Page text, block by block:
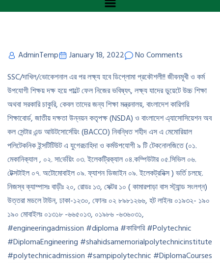
AdminTemp January 18, 2022
No Comments
SSC/দাখিল/ভোকেশনাল এর পর লক্ষ্য হবে ডিপ্লোমা প্রকৌশলী!! জীবনমূখী ও কর্ম
উপযোগী শিক্ষয় দক্ষ হয়ে পাল্টে ফেল নিজের ভবিষ্যৎ, লক্ষ্য যাদের ডুয়েটে উচ্চ শিক্ষা
অথবা সরকারি চাকুরি, কেবল তাদের জন্য শিক্ষা মন্ত্রনালয়, বাংলাদেশ কারিগরি
শিক্ষাবোর্ড, জাতীয় দক্ষতা উন্নয়ন কতৃপক্ষ (NSDA) ও বাংলাদেশ এ্যাসোসিয়েশন অব
কল সেন্টার এন্ড আউটসোর্সেয়িং (BACCO) নিবন্ধিত শহীদ এস এ মেমোরিয়াল
পলিটেকনিক ইন্সটিটিউট এ যুগেরচাহিদা ও কর্মউপযোগী ৯ টি টেকনোলজিতে (০১.
মেকা‌নিক‌্যাল , ০২. সা‌র্ভেয়িং ০৩. ইলেক‌ট্রিক‌্যাল ০৪.ক‌ম্পিউটার ০৫.সি‌ভিল ০৬.
টেক্সটাইল ০৭. অটোমোবাইল ০৯. ফ্যাশন ডিজাইন ০৯. ইলেকট্রনিক্স ) ভর্তি চলছে.
নিজস্ব ক্যাম্পাসঃ বাড়ীঃ ২০, রোডঃ ১৩, সেক্টর ১০ ( কামারপাড়া বাস স্ট্যান্ড সংলগ্ন)
উত্তরা মডলে টাউন, ঢাকা-১২৩০, ফোনঃ ০২ ৮৯৮১২৬৬, হট লাইনঃ ০১৯৩২- ১৯০
১৯০ মোবাইলঃ ০১৩১৮ -৬৬৫০১৩, ০১৯৮৬ -৬৩৬০৩১,
#engineeringadmission #diploma #কারিগরি #Polytechnic
#DiplomaEngineering #shahidsamemorialpolytechnicinstitute
#polytechnicadmission #sampipolytechnic #DiplomaCourses